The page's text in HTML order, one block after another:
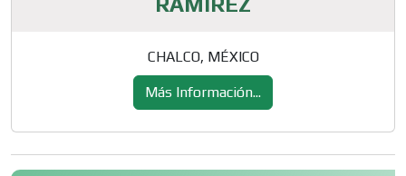
CHALCO, MÉXICO
Más Información...